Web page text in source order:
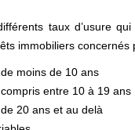
taux d’usure
immobiliers concernés
moins de 10 ans
entre 10 à 19 ans
20 ans et au delà